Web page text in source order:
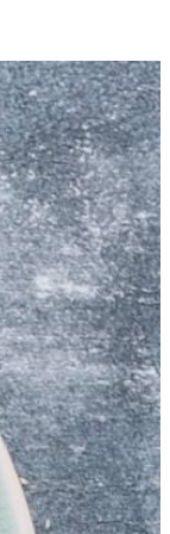
5
op
van de peper